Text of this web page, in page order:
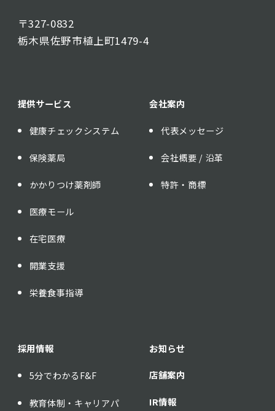
〒327-0832
栃木県佐野市植上町1479-4
提供サービス
健康チェックシステム
保険薬局
かかりつけ薬剤師
医療モール
在宅医療
開業支援
栄養食事指導
会社案内
代表メッセージ
会社概要 / 沿革
特許・商標
採用情報
5分でわかるF&F
教育体制・キャリアパ
お知らせ
店舗案内
IR情報